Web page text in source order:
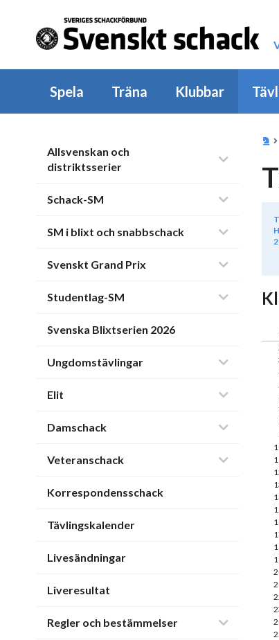
Spela Träna Klubbar
Allsvenskan och
distriktsserier
Schack-SM
SM i blixt och snabbschack
Svenskt Grand Prix
Studentlag-SM
Svenska Blixtserien 2026
Ungdomstävlingar
Elit
Damschack
Veteranschack
Korrespondensschack
Tävlingskalender
Livesändningar
Liveresultat
Regler och bestämmelser